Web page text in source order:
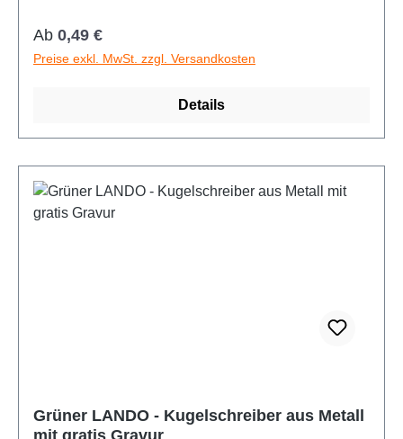
Regulärer Preis:
Ab 0,49 €
Preise exkl. MwSt. zzgl. Versandkosten
Details
Grüner LANDO - Kugelschreiber aus Metall
mit gratis Gravur